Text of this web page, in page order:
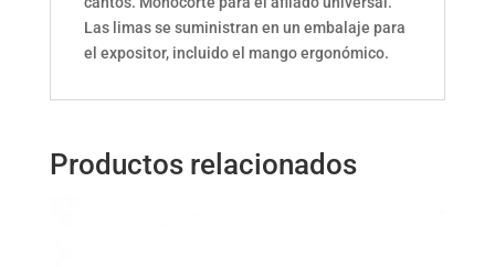
Las limas se suministran en un embalaje para
el expositor, incluido el mango ergonómico.
Productos relacionados